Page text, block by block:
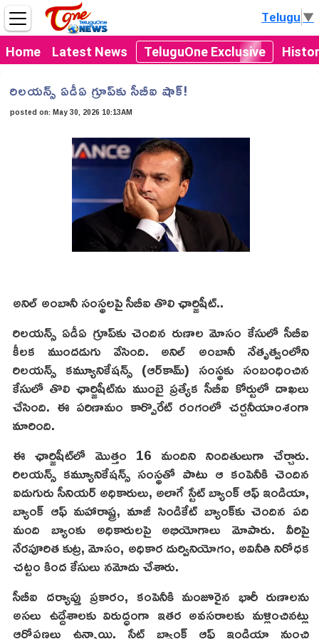
Home Latest News TeluguOne Exclusive
Telugu▼
రిలయన్స్ ఏడీఏ గ్రూప్‌కు సీబీఐ షాక్!
posted on:May 30, 2026 10:13AM
అనిల్ అంబానీ సంస్థలపై సీబీఐ తొలి ఛార్జిషీట్..
రిలయన్స్ ఏడీఏ గ్రూప్‌కు చెందిన రుణాల మోసం కేసులో సీబీఐ
కీలక ముందడుగు వేసింది. అనిల్ అంబానీ నేతృత్వంలోని
రిలయన్స్ కమ్యూనికేషన్స్ (ఆర్‌కామ్) సంస్థకు సంబంధించిన
కేసులో తొలి ఛార్జిషీట్‌ను ముంబై ప్రత్యేక సీబీఐ కోర్టులో దాఖలు
చేసింది. ఈ పరిణామం కార్పొరేట్ రంగంలో చర్చనీయాంశంగా
మారింది.
ఈ ఛార్జిషీట్‌లో మొత్తం 16 మందిని నిందితులుగా చేర్చారు.
రిలయన్స్ కమ్యూనికేషన్స్ సంస్థతో పాటు ఆ కంపెనీకి చెందిన
ఐదుగురు సీనియర్ అధికారులు, అలాగే స్టేట్ బ్యాంక్ ఆఫ్ ఇండియా,
బ్యాంక్ ఆఫ్ మహారాష్ట్ర, మాజీ సిండికేట్ బ్యాంక్‌కు చెందిన పది
మంది బ్యాంకు అధికారులపై అభియోగాలు మోపారు. వీరిపై
నేరపూరిత కుట్ర, మోసం, అధికార దుర్వినియోగం, అవినీతి నిరోధక
చట్టం కింద కేసులు నమోదు చేశారు.
సీబీఐ దర్యాప్తు ప్రకారం, కంపెనీకి మంజూరైన భారీ రుణాలను
అసలు ఉద్దేశాలకు విరుద్ధంగా ఇతర అవసరాలకు మళ్లించినట్లు
ఆరోపణలు ఉన్నాయి. స్టేట్ బ్యాంక్ ఆఫ్ ఇండియా నుంచి